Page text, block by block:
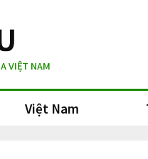
VIỆT NAM
Việt Nam